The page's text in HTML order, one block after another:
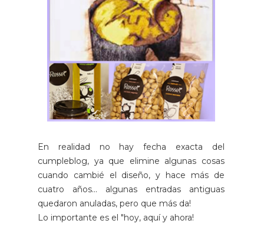
En realidad no hay fecha exacta del
cumpleblog, ya que elimine algunas cosas
cuando cambié el diseño, y hace más de
cuatro años... algunas entradas antiguas
quedaron anuladas, pero que más da!
Lo importante es el "hoy, aquí y ahora!